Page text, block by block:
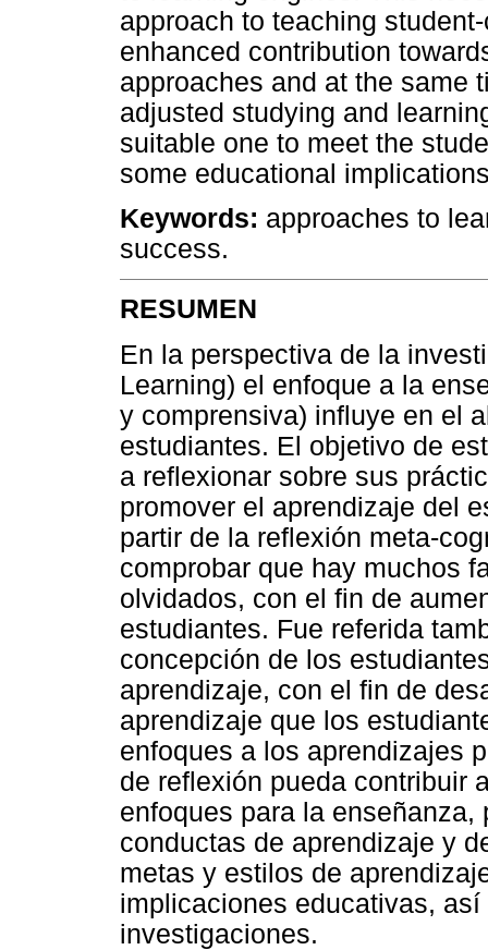
approach to teaching
enhanced contribution
approaches and at the same
adjusted studying and
suitable one to meet the
some educational
Keywords: approaches to
success.
RESUMEN
En la perspectiva de la
Learning) el enfoque a la
y comprensiva) influye en el
estudiantes. El objetivo de
a reflexionar sobre sus
promover el aprendizaje del
partir de la reflexión meta-
comprobar que hay muchos
olvidados, con el fin de
estudiantes. Fue referida
concepción de los
aprendizaje, con el fin de
aprendizaje que los
enfoques a los aprendizajes
de reflexión pueda contribuir
enfoques para la
conductas de aprendizaje y
metas y estilos de
implicaciones educativas,
investigaciones.